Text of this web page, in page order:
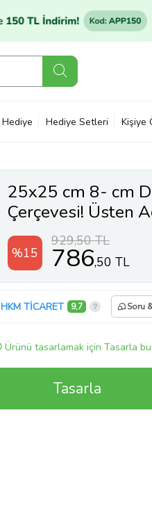
Hediye Hediye Setleri Kişiye
25x25 cm 8- cm
Çerçevesi! Üsten
Model
%15
929,50 TL
786,50 TL
HKM TİCARET 9,7 Soru
Ürünü tasarlamak için Tasarla
Tasarla